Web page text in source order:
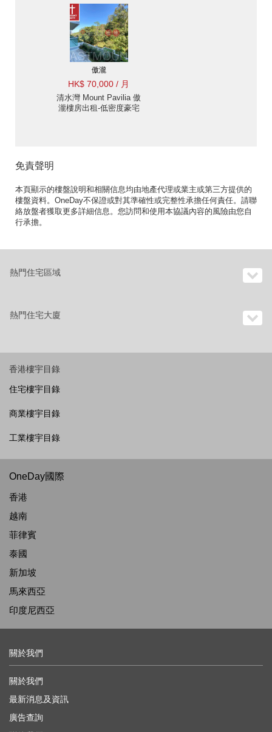
Eastmount Property 東
豪地產 ID:2289傲瀧出售
單位
傲瀧
HK$ 70,000 / 月
清水灣 Mount Pavilia 傲
瀧樓房出租-低密度豪宅
免責聲明
本頁顯示的樓盤說明和相關信息均由地產代理或業主或第三方提供的
樓盤資料。OneDay不保證或對其準確性或完整性承擔任何責任。請聯
絡放盤者獲取更多詳細信息。您訪問和使用本協議內容的風險由您自
行承擔。
熱門住宅區域
熱門住宅大廈
香港樓宇目錄
住宅樓宇目錄
商業樓宇目錄
工業樓宇目錄
OneDay國際
香港
越南
菲律賓
泰國
新加坡
馬來西亞
印度尼西亞
關於我們
關於我們
最新消息及資訊
廣告查詢